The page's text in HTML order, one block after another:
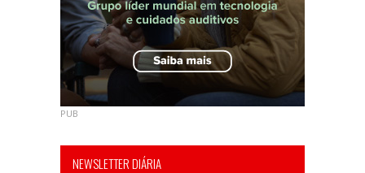
PUB
NEWSLETTER DIÁRIA